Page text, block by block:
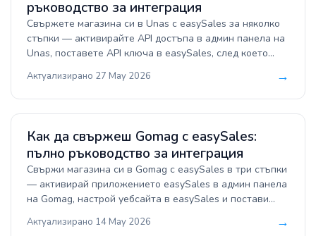
ръководство за интеграция
Свържете магазина си в Unas с easySales за няколко
стъпки — активирайте API достъпа в админ панела на
Unas, поставете API ключа в easySales, след което
такси и склад да синхронизирате. Централизирайте
поръчките, синхронизирайте наличностите и
публикувайте същите продукти на всеки маркетплейс.
Актуализирано 27 May 2026 →
Как да свържеш Gomag с easySales:
пълно ръководство за интеграция
Свържи магазина си в Gomag с easySales в три стъпки
— активирай приложението easySales в админ панела
на Gomag, настрой уебсайта в easySales и постави
поръчките, синхронизирай наличностите и публикувай
Актуализирано 14 May 2026 →